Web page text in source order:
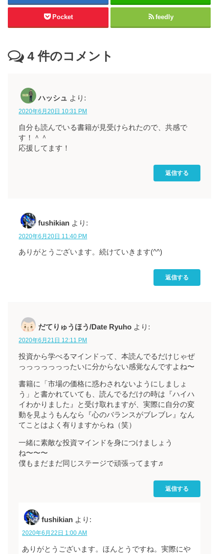
Pocket feedly
4 件のコメント
ハッシュ より:
2020年6月20日 10:31 PM
自分も読んでいる書籍が見受けられたので、共感で
す！＾＾
応援してます！
返信する
fushikian より:
2020年6月20日 11:40 PM
ありがとうございます。続けていきます(^^)
返信する
だてりゅうほう/Date Ryuho より:
2020年6月21日 12:11 PM
投資から学べるマインドって、本読んでるだけじゃぜ
っっっっっっったいに分からない感覚なんですよね〜
書籍に「市場の価格に惑わされないようにしましょ
う」と書かれていても、読んでるだけの時は『ハイハ
イわかりました』と受け取れますが、実際に自分の変
動を見ようもんなら『心のバランスがブレブレ』なん
てことはよく有りますからね（笑）
一緒に素敵な投資マインドを身につけましょう
ね〜〜〜
僕もまだまだ同じステージで頑張ってます♬
返信する
fushikian より:
2020年6月22日 1:00 AM
ありがとうございます。ほんとうですね。実際にや